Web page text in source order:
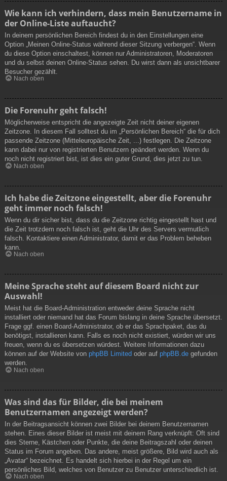
Wie kann ich verhindern, dass mein Benutzername in
der Online-Liste auftaucht?
In deinem persönlichen Bereich findest du in den Einstellungen eine
Option „Meinen Online-Status während dieser Sitzung verbergen“. Wenn
du diese Option einschaltest, können nur Administratoren, Moderatoren
und du selbst deinen Online-Status sehen. Du wirst dann als unsichtbarer
Besucher gezählt.
Nach oben
Die Forenuhr geht falsch!
Möglicherweise entspricht die angezeigte Zeit nicht deiner eigenen
Zeitzone. In diesem Fall solltest du im „Persönlichen Bereich“ die für dich
passende Zeitzone (Mitteleuropäische Zeit, ...) festlegen. Die Zeitzone
kann dabei nur von registrierten Benutzern geändert werden. Wenn du
noch nicht registriert bist, ist dies ein guter Grund, dies jetzt zu tun.
Nach oben
Ich habe die Zeitzone eingestellt, aber die Forenuhr
geht immer noch falsch!
Wenn du dir sicher bist, dass du die Zeitzone richtig eingestellt hast und
die Zeit trotzdem noch falsch ist, geht die Uhr des Servers vermutlich
falsch. Kontaktiere einen Administrator, damit er das Problem beheben
kann.
Nach oben
Meine Sprache steht auf diesem Board nicht zur
Auswahl!
Meist hat die Board-Administration entweder deine Sprache nicht
installiert oder niemand hat das Forum bislang in deine Sprache übersetzt.
Frage ggf. einen Board-Administrator, ob er das Sprachpaket, das du
benötigst, installieren kann. Falls es noch nicht existiert, würden wir uns
freuen, wenn du es übersetzen würdest. Weitere Informationen dazu
können auf der Website von phpBB Limited oder auf phpBB.de gefunden
werden.
Nach oben
Was sind das für Bilder, die bei meinem
Benutzernamen angezeigt werden?
In der Beitragsansicht können zwei Bilder bei deinem Benutzernamen
stehen. Eines dieser Bilder ist meist mit deinem Rang verknüpft: Oft sind
dies Sterne, Kästchen oder Punkte, die deine Beitragszahl oder deinen
Status im Forum angeben. Das andere, meist größere, Bild wird auch als
„Avatar“ bezeichnet. Es handelt sich hierbei in der Regel um ein
persönliches Bild, welches von Benutzer zu Benutzer unterschiedlich ist.
Nach oben